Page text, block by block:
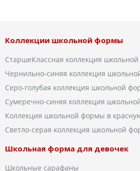
Коллекции школьной формы
СтаршеКлассная коллекция
Чернильно-синяя коллекция
Серо-голубая коллекция школьной
Сумеречно-синяя коллекция
Коллекция школьной формы в
Светло-серая коллекция школьной
Школьная форма для девочек
Школьные сарафаны